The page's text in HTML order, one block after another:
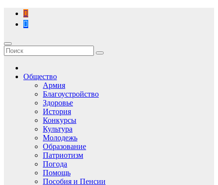
Перейти
содержимому
Общество
Армия
Благоустройство
Здоровье
История
Конкурсы
Культура
Молодежь
Образование
Патриотизм
Погода
Помощь
Пособия и Пенсии